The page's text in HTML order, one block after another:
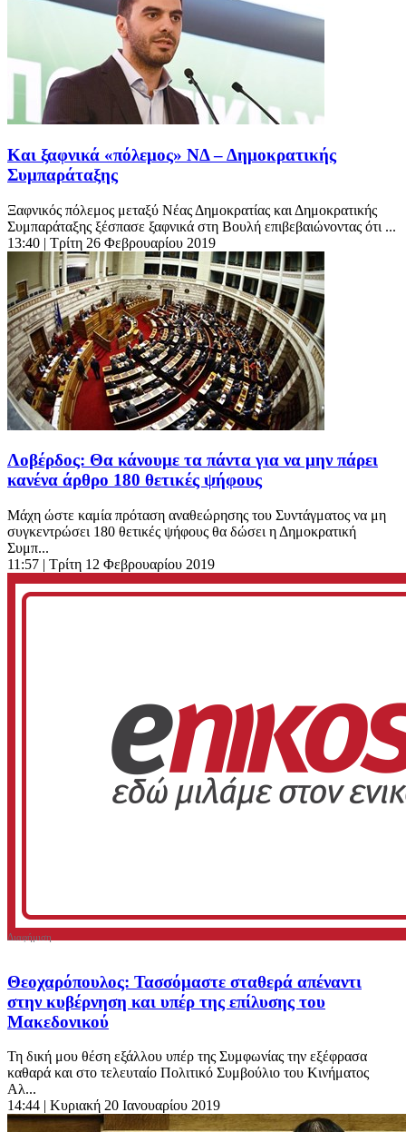
Και ξαφνικά «πόλεμος» ΝΔ – Δημοκρατικής
Συμπαράταξης
Ξαφνικός πόλεμος μεταξύ Νέας Δημοκρατίας και Δημοκρατικής
Συμπαράταξης ξέσπασε ξαφνικά στη Βουλή επιβεβαιώνοντας ότι ...
13:40 | Τρίτη 26 Φεβρουαρίου 2019
Λοβέρδος: Θα κάνουμε τα πάντα για να μην πάρει
κανένα άρθρο 180 θετικές ψήφους
Μάχη ώστε καμία πρόταση αναθεώρησης του Συντάγματος να μη
συγκεντρώσει 180 θετικές ψήφους θα δώσει η Δημοκρατική
Συμπ...
11:57 | Τρίτη 12 Φεβρουαρίου 2019
Θεοχαρόπουλος: Τασσόμαστε σταθερά απέναντι
στην κυβέρνηση και υπέρ της επίλυσης του
Μακεδονικού
Τη δική μου θέση εξάλλου υπέρ της Συμφωνίας την εξέφρασα
καθαρά και στο τελευταίο Πολιτικό Συμβούλιο του Κινήματος
Αλ...
14:44 | Κυριακή 20 Ιανουαρίου 2019